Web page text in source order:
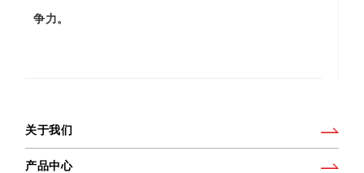
争力。
关于我们
产品中心